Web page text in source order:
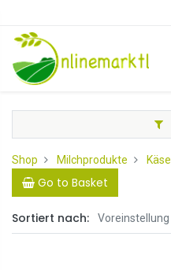
Shop Milchprodukte Käse
Go to Basket
Sortiert nach: Voreinstellung